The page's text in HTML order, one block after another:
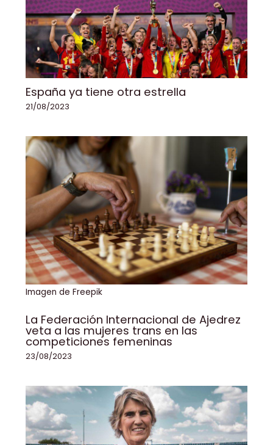
España ya tiene otra estrella
21/08/2023
Imagen de Freepik
La Federación Internacional de Ajedrez
veta a las mujeres trans en las
competiciones femeninas
23/08/2023